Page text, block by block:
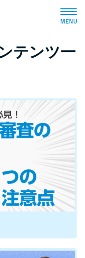
グ
たい方向け
方向け
け
テンツ一